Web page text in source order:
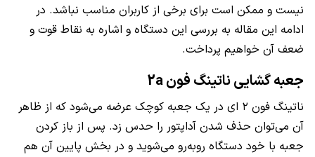
نیست و ممکن است برای برخی از کاربران مناسب نباشد. در
ادامه این مقاله به بررسی این دستگاه و اشاره به نقاط قوت و
ضعف آن خواهیم پرداخت.
جعبه گشایی ناتینگ فون 2a
ناتینگ فون ۲ ای در یک جعبه کوچک عرضه می‌شود که از ظاهر
آن می‌توان حذف شدن آداپتور را حدس زد. پس از باز کردن
جعبه با خود دستگاه روبه‌رو می‌شوید و در بخش پایین آن هم